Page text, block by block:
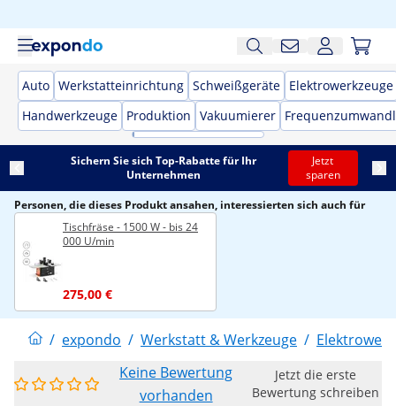
Auto Werkstatteinrichtung Schweißgeräte Elektrowerkzeuge
Handwerkzeuge Produktion Vakuumierer
Sichern Sie sich Top-Rabatte für Ihr
Unternehmen
Jetzt
sparen
Personen, die dieses Produkt ansahen, interessierten sich auch für
Tischfräse - 1500 W - bis 24
000 U/min
275,00 €
/ expondo / Werkstatt & Werkzeuge /
Keine Bewertung
vorhanden
Jetzt die erste
Bewertung schreiben